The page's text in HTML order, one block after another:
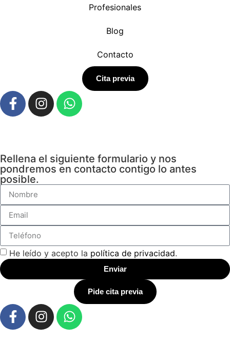
Profesionales
Blog
Contacto
Cita previa
Rellena el siguiente formulario y nos
pondremos en contacto contigo lo antes
posible.
He leído y acepto la política de privacidad.
Enviar
Pide cita previa